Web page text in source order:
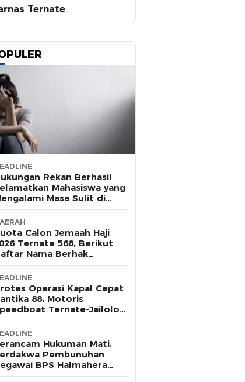
Ternate
Rekan Berhasil
Mahasiswa yang
Masa Sulit di
Unkhair
Calon Jemaah Haji
Ternate 568, Berikut
Nama Berhak
Tahap Satu
Operasi Kapal Cepat
88, Motoris
Ternate-Jailolo
Aksi di Tengah Laut
Hukuman Mati,
Pembunuhan
BPS Halmahera
Terima Dakwaan JPU